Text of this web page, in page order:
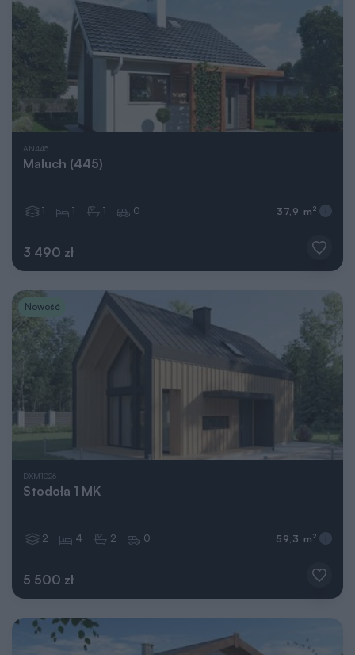
AN445
Maluch (445)
3 490 zł
1 1 1 0 37,9 m 2
Nowość
DXM1026
Stodoła 1 MK
5 500 zł
2 4 2 0 59,3 m 2